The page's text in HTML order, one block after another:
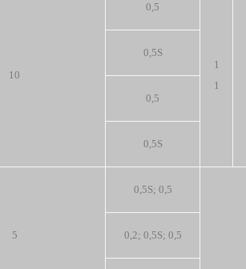
10
0,5
1
1
0,5S
0,5
0,5S
5
0,5S; 0,5
0,2; 0,5S; 0,5